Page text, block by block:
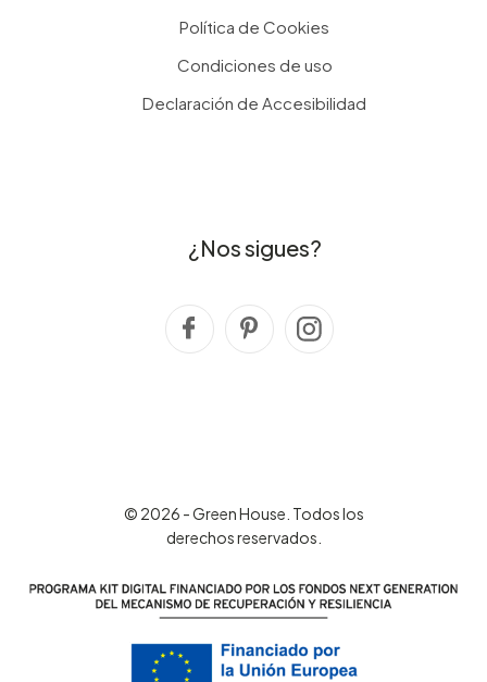
Política de Cookies
Condiciones de uso
Declaración de Accesibilidad
¿Nos sigues?
© 2026 - Green House. Todos los
derechos reservados.